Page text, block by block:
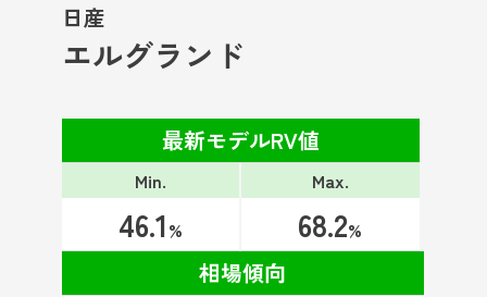
日産
エルグランド
最新モデルRV値
Min.
46.1%
Max.
68.2%
相場傾向